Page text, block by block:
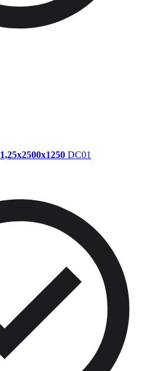
1,25x2500x1250 DC01